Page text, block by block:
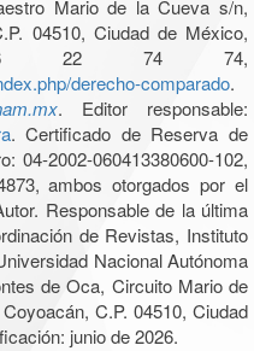
Mario de la Cueva s/n,
04510, Ciudad de México,
22 74 74,
derecho-comparado.
. Editor responsable:
. Certificado de Reserva de
04-2002-060413380600-102,
ambos otorgados por el
Responsable de la última
de Revistas, Instituto
Nacional Autónoma
de Oca, Circuito Mario de
C.P. 04510, Ciudad
junio de 2026.